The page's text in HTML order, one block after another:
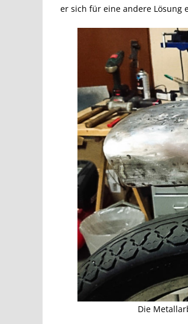
er sich für eine andere Lösung
Die